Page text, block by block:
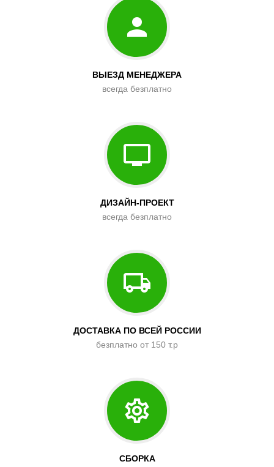
ВЫЕЗД МЕНЕДЖЕРА
всегда безплатно
ДИЗАЙН-ПРОЕКТ
всегда безплатно
ДОСТАВКА ПО ВСЕЙ РОССИИ
безплатно от 150 т.р
СБОРКА